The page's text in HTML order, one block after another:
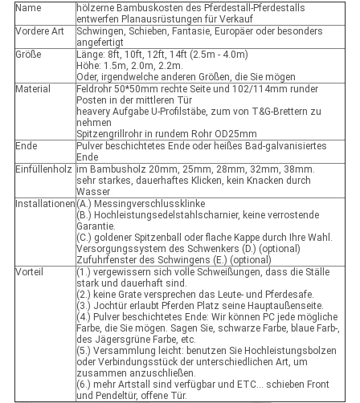
Name
hölzerne Bambuskosten des Pferdestall-Pferdestalls
entwerfen Planausrüstungen für Verkauf
Vordere Art
Schwingen, Schieben, Fantasie, Europäer oder besonders
angefertigt
Größe
Länge: 8ft, 10ft, 12ft, 14ft (2.5m - 4.0m)
Höhe: 1.5m, 2.0m, 2.2m.
Oder, irgendwelche anderen Größen, die Sie mögen
Material
Feldrohr 50*50mm rechte Seite und 102/114mm runder
Posten in der mittleren Tür
heavery Aufgabe U-Profilstäbe, zum von T&G-Brettern zu
nehmen
Spitzengrillrohr in rundem Rohr OD25mm
Ende
Pulver beschichtetes Ende oder heißes Bad-galvanisiertes
Ende
Einfüllenholz im Bambusholz 20mm, 25mm, 28mm, 32mm, 38mm.
sehr starkes, dauerhaftes Klicken, kein Knacken durch
Wasser
Installationen (A.) Messingverschlussklinke
(B.) Hochleistungsedelstahlscharnier, keine verrostende
Garantie.
(C.) goldener Spitzenball oder flache Kappe durch Ihre Wahl.
Versorgungssystem des Schwenkers (D.) (optional)
Zufuhrfenster des Schwingens (E.) (optional)
Vorteil
(1.) vergewissern sich volle Schweißungen, dass die Ställe
stark und dauerhaft sind.
(2.) keine Grate versprechen das Leute- und Pferdesafe.
(3.) Jochtür erlaubt Pferden Platz seine Hauptaußenseite.
(4.) Pulver beschichtetes Ende: Wir können PC jede mögliche
Farbe, die Sie mögen. Sagen Sie, schwarze Farbe, blaue Farb-,
des Jägersgrüne Farbe, etc.
(5.) Versammlung leicht: benutzen Sie Hochleistungsbolzen
oder Verbindungsstück der unterschiedlichen Art, um
zusammen anzuschließen.
(6.) mehr Artstall sind verfügbar und ETC… schieben Front
und Pendeltür, offene Tür.